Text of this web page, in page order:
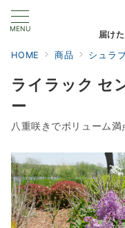
MENU
届け
HOME 商品 シュラ
ライラック セ
ー
八重咲きでボリューム